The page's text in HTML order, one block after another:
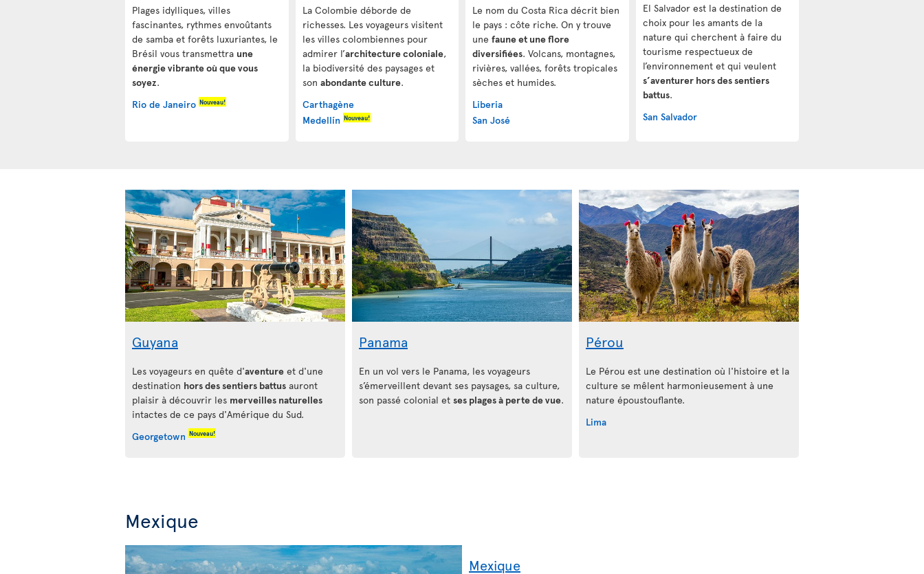
Plages idylliques, villes
fascinantes, rythmes envoûtants
de samba et forêts luxuriantes, le
Brésil vous transmettra une
énergie vibrante où que vous
soyez.
Rio de Janeiro Nouveau!
La Colombie déborde de
richesses. Les voyageurs visitent
les villes colombiennes pour
admirer l’architecture coloniale,
la biodiversité des paysages et
son abondante culture.
Carthagène
Medellín Nouveau!
Le nom du Costa Rica décrit bien
le pays : côte riche. On y trouve
une faune et une flore
diversifiées. Volcans, montagnes,
rivières, vallées, forêts tropicales
sèches et humides.
Liberia
San José
El Salvador est la destination de
choix pour les amants de la
nature qui cherchent à faire du
tourisme respectueux de
l’environnement et qui veulent
s’aventurer hors des sentiers
battus.
San Salvador
Guyana
Les voyageurs en quête d'aventure et d'une
destination hors des sentiers battus auront
plaisir à découvrir les merveilles naturelles
intactes de ce pays d'Amérique du Sud.
Georgetown Nouveau!
Panama
En un vol vers le Panama, les voyageurs
s’émerveillent devant ses paysages, sa culture,
son passé colonial et ses plages à perte de vue.
Pérou
Le Pérou est une destination où l'histoire et la
culture se mêlent harmonieusement à une
nature époustouflante.
Lima
Mexique
Mexique